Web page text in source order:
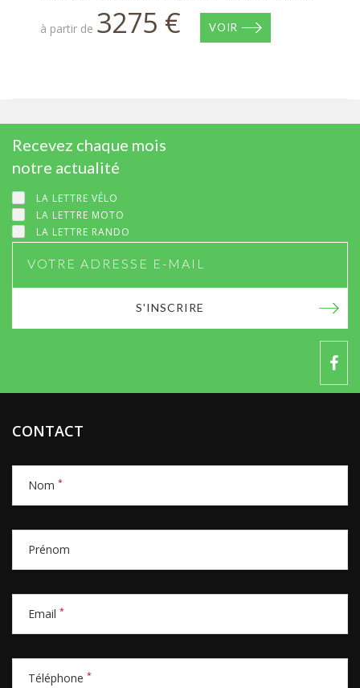
à partir de 3275 € VOIR
Recevez chaque mois
notre actualité
LA LETTRE VÉLO
LA LETTRE MOTO
LA LETTRE RANDO
S'INSCRIRE
CONTACT
Nom *
Prénom
Email *
Téléphone *